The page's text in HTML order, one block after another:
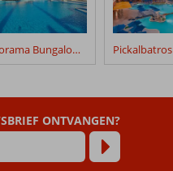
Panorama Bungalows El Gouna
ONTVANGEN?